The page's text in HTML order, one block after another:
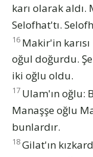
karı olarak
Selofhat'tı.
16 Makir'in
oğul doğurdu.
iki oğlu oldu.
17 Ulam'ın oğlu:
Manaşşe oğlu
bunlardır.
18Gilat'ın